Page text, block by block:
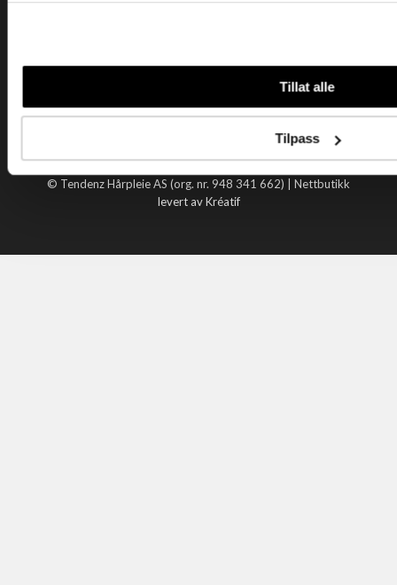
Tillat alle
Tilpass
Om oss
Handle hos oss
© Tendenz Hårpleie AS (org. nr. 948 341 662) | Nettbutikk
levert av Kréatif